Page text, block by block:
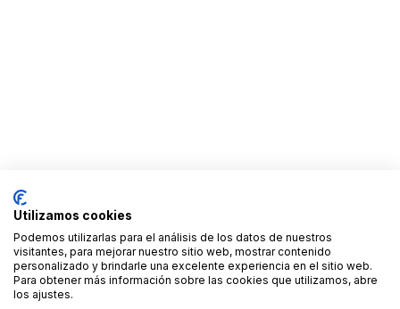
Utilizamos cookies
Podemos utilizarlas para el análisis de los datos de nuestros
visitantes, para mejorar nuestro sitio web, mostrar contenido
personalizado y brindarle una excelente experiencia en el sitio web.
Para obtener más información sobre las cookies que utilizamos, abre
los ajustes.